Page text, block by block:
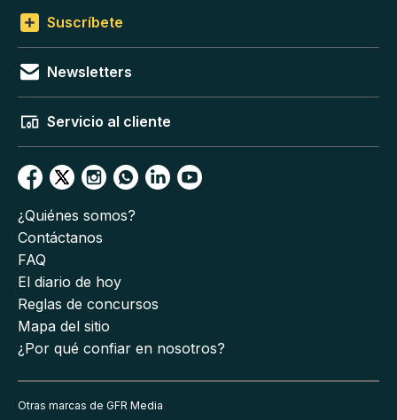
Suscríbete
Newsletters
Servicio al cliente
¿Quiénes somos?
Contáctanos
FAQ
El diario de hoy
Reglas de concursos
Mapa del sitio
¿Por qué confiar en nosotros?
Otras marcas de GFR Media